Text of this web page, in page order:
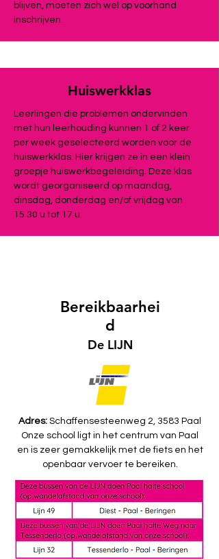
blijven, moeten zich wel op voorhand
inschrijven.
Huiswerkklas
Leerlingen die problemen ondervinden
met hun leerhouding kunnen 1 of 2 keer
per week geselecteerd worden voor de
huiswerkklas. Hier krijgen ze in een klein
groepje huiswerkbegeleiding. Deze klas
wordt georganiseerd op maandag,
dinsdag, donderdag en/of vrijdag van
15.30 u tot 17 u.
Bereikbaarhei
d
De LIJN
Adres: Schaffensesteenweg 2, 3583 Paal
Onze school ligt in het centrum van Paal
en is zeer gemakkelijk met de fiets en het
openbaar vervoer te bereiken.